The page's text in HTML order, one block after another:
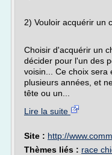
2) Vouloir acquérir un
Choisir d'acquérir un
décider pour l'un des
voisin... Ce choix sera
plusieurs années, et
tête ou un...
Lire la suite
Site : http://
Thèmes liés : race